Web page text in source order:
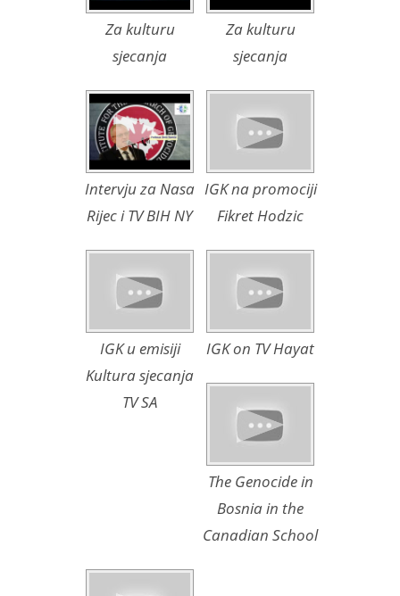
Za kulturu
sjecanja
Za kulturu
sjecanja
Intervju za Nasa
Rijec i TV BIH NY
IGK na promociji
Fikret Hodzic
IGK u emisiji
Kultura sjecanja
TV SA
IGK on TV Hayat
The Genocide in
Bosnia in the
Canadian School